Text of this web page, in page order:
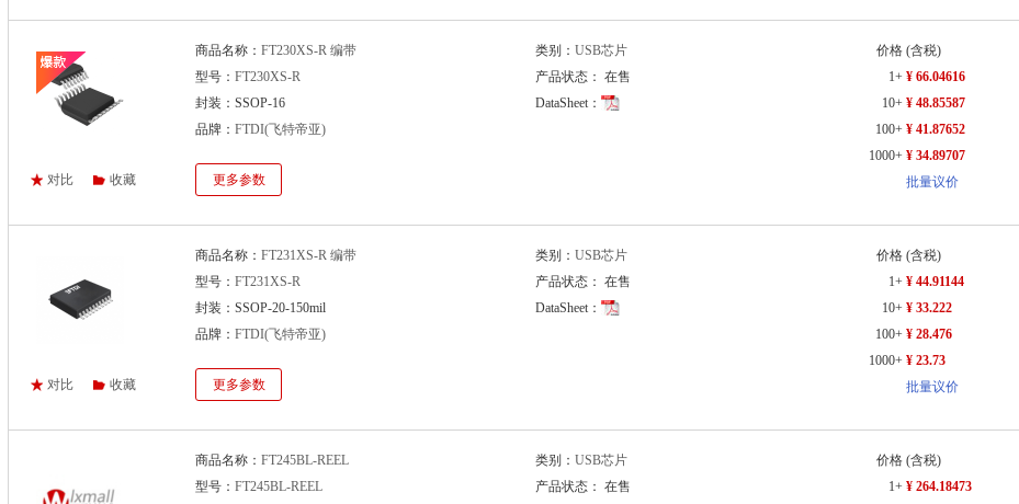
对比 收藏
商品名称： FT230XS-R 编带
型号： FT230XS-R
封装：SSOP-16
品牌： FTDI(飞特帝亚)
更多参数
类别： USB芯片
产品状态： 在售
DataSheet：
价格 (含税)
1+ ¥ 66.04616
10+ ¥ 48.85587
100+ ¥ 41.87652
1000+ ¥ 34.89707
批量议价
对比 收藏
商品名称： FT231XS-R 编带
型号： FT231XS-R
封装：SSOP-20-150mil
品牌： FTDI(飞特帝亚)
更多参数
类别： USB芯片
产品状态： 在售
DataSheet：
价格 (含税)
1+ ¥ 44.91144
10+ ¥ 33.222
100+ ¥ 28.476
1000+ ¥ 23.73
批量议价
商品名称： FT245BL-REEL
型号： FT245BL-REEL
类别： USB芯片
产品状态： 在售
价格 (含税)
1+ ¥ 264.18473